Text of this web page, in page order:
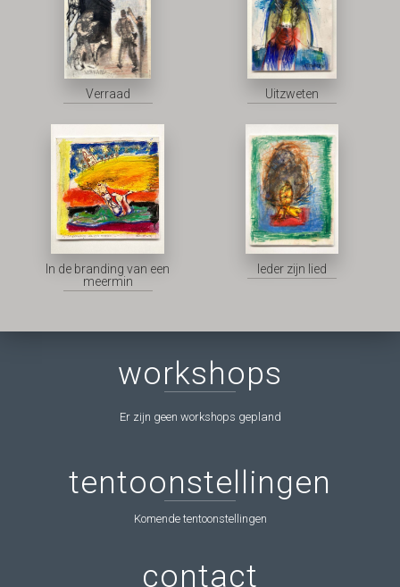
Verraad Uitzweten
In de branding van een
meermin
Ieder zijn lied
workshops
Er zijn geen workshops gepland
contact
tentoonstellingen
Komende tentoonstellingen